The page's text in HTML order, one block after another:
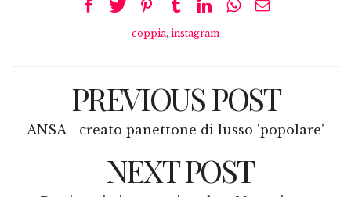
coppia, instagram
PREVIOUS POST
ANSA - creato panettone di lusso 'popolare'
NEXT POST